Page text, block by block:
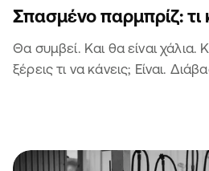
Σπασμένο παρμπρίζ: τι
Θα συμβεί. Και θα είναι χάλια.
ξέρεις τι να κάνεις; Είναι.